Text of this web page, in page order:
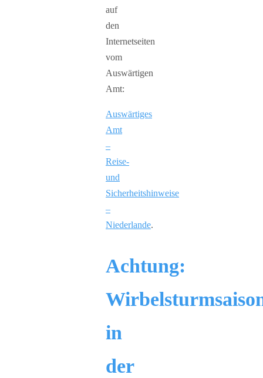
auf
den
Internetseiten
vom
Auswärtigen
Amt:
Auswärtiges
Amt
–
Reise-
und
Sicherheitshinweise
–
Niederlande.
Achtung:
in
der